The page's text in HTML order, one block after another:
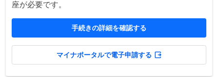
座が必要です。
手続きの詳細を確認する
マイナポータルで電子申請する